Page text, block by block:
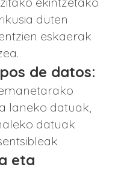
duten
eskaerak
de datos:
laneko datuak,
datuak
eta